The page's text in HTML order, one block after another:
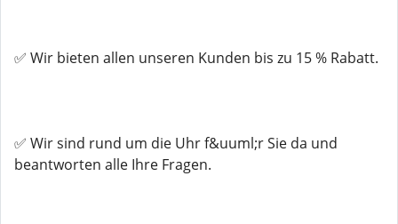
✅ Wir bieten allen unseren Kunden bis zu 15 % Rabatt.
✅ Wir sind rund um die Uhr f&uuml;r Sie da und
beantworten alle Ihre Fragen.